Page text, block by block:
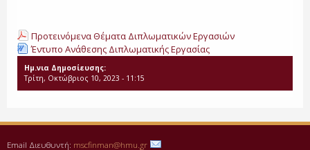
Προτεινόμενα Θέματα Διπλωματικών Εργασιών
Έντυπο Ανάθεσης Διπλωματικής Εργασίας
Ημ.νια Δημοσίευσης:
Τρίτη, Οκτώβριος 10, 2023 - 11:15
Email Διευθυντή: mscfinman@hmu.gr